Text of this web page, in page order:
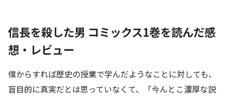
信長を殺した男 コミックス1巻を読んだ感
想・レビュー
僕からすれば歴史の授業で学んだようなことに対しても、
盲目的に真実だとは思っていなくて、「今んとこ濃厚な説